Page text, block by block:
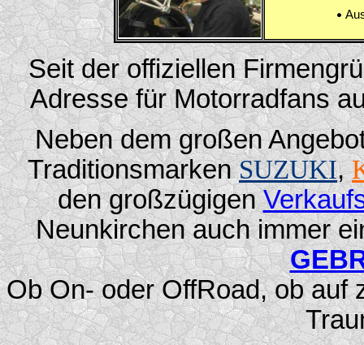
Seit der offiziellen
Adresse für Motorradfans
Neben dem großen
TraditionsmarkenSUZUKI,
den großzügigen
Neunkirchen auch immer
Ob On- oder OffRoad, ob auf